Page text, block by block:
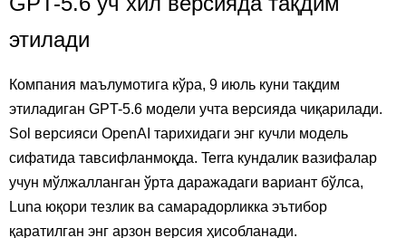
этилади
Компания маълумотига кўра, 9 июль куни тақдим
этиладиган GPT-5.6 модели учта версияда чиқарилади.
Sol версияси OpenAI тарихидаги энг кучли модель
сифатида тавсифланмоқда. Terra кундалик вазифалар
учун мўлжалланган ўрта даражадаги вариант бўлса,
Luna юқори тезлик ва самарадорликка эътибор
қаратилган энг арзон версия ҳисобланади.